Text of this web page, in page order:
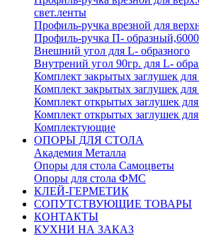
свет.ленты
Профиль-ручка врезной для
Профиль-ручка П-
Внешний угол для L- образного
Внутрений угол 90гр. для L-
Комплект закрытых заглушек
Комплект закрытых заглушек
Комплект открытых заглушек
Комплект открытых заглушек
Комплектующие
ОПОРЫ ДЛЯ СТОЛА
Академия Металла
Опоры для стола Самоцветы
Опоры для стола ФМС
КЛЕЙ-ГЕРМЕТИК
СОПУТСТВУЮЩИЕ ТОВАРЫ
КОНТАКТЫ
КУХНИ НА ЗАКАЗ